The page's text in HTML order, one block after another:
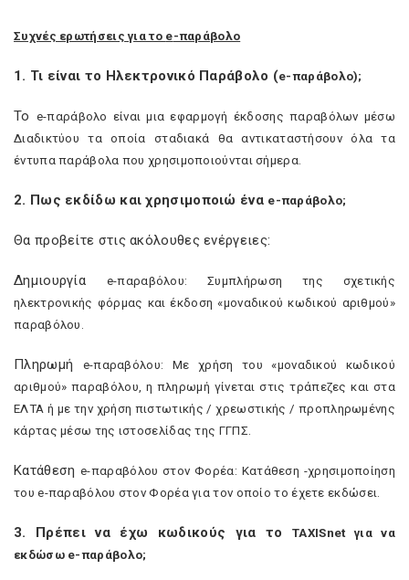
Συχνές ερωτήσεις για το e-παράβολο
1. Τι είναι το Ηλεκτρονικό Παράβολο (e-παράβολο);
Το e-παράβολο είναι μια εφαρμογή έκδοσης παραβόλων μέσω
Διαδικτύου τα οποία σταδιακά θα αντικαταστήσουν όλα τα
έντυπα παράβολα που χρησιμοποιούνται σήμερα.
2. Πως εκδίδω και χρησιμοποιώ ένα e-παράβολο;
Θα προβείτε στις ακόλουθες ενέργειες:
Δημιουργία e-παραβόλου: Συμπλήρωση της σχετικής
ηλεκτρονικής φόρμας και έκδοση «μοναδικού κωδικού αριθμού»
παραβόλου.
Πληρωμή e-παραβόλου: Με χρήση του «μοναδικού κωδικού
αριθμού» παραβόλου, η πληρωμή γίνεται στις τράπεζες και στα
ΕΛΤΑ ή με την χρήση πιστωτικής / χρεωστικής / προπληρωμένης
κάρτας μέσω της ιστοσελίδας της ΓΓΠΣ.
Κατάθεσηe-παραβόλου στον Φορέα: Κατάθεση -χρησιμοποίηση
τουe-παραβόλου στον Φορέα για τον οποίο το έχετε εκδώσει.
3. Πρέπει να έχω κωδικούς για τοTAXISnetγια να
εκδώσω e-παράβολο;